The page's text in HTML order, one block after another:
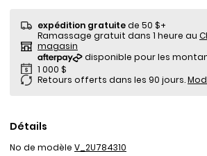
expédition gratuitede 50 $+
Ramassage gratuit dans 1 heure au
magasin
Retours offerts dans les 90 jours.
Détails
No de modèle V_2U784310